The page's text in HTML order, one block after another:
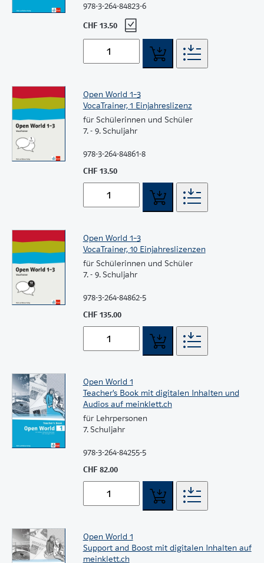
978-3-264-84823-6
CHF 13.50
Open World 1–3
VocaTrainer, 1 Einjahreslizenz
für Schülerinnen und Schüler
7. - 9. Schuljahr
978-3-264-84861-8
CHF 13.50
Open World 1–3
VocaTrainer, 10 Einjahreslizenzen
für Schülerinnen und Schüler
7. - 9. Schuljahr
978-3-264-84862-5
CHF 135.00
Open World 1
Teacher's Book mit digitalen Inhalten und
Audios auf meinklett.ch
für Lehrpersonen
7. Schuljahr
978-3-264-84255-5
CHF 82.00
Open World 1
Support and Boost mit digitalen Inhalten auf
meinklett.ch